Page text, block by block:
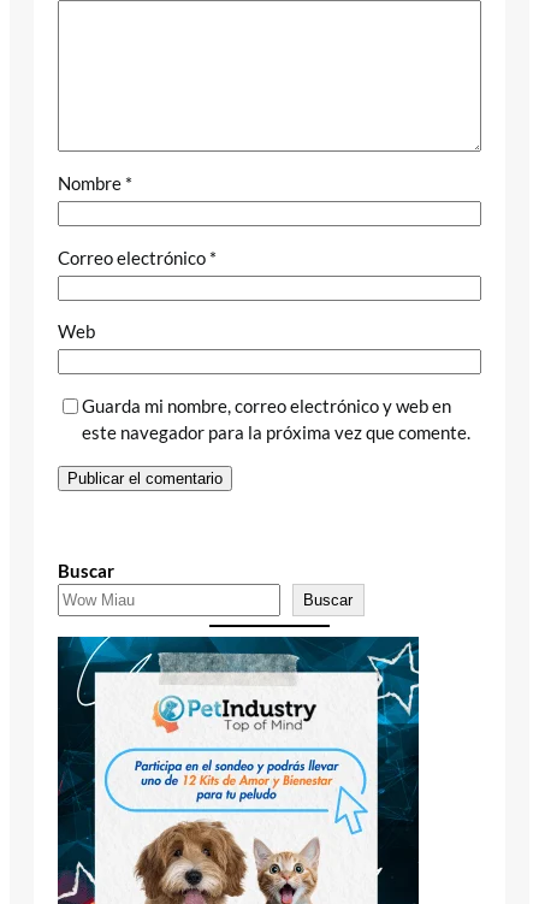
Nombre *
Correo electrónico *
Web
Guarda mi nombre, correo electrónico y web en
este navegador para la próxima vez que comente.
Buscar
Buscar